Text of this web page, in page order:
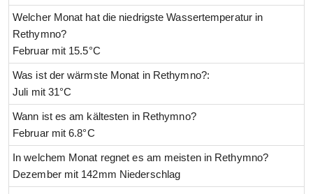
Welcher Monat hat die niedrigste Wassertemperatur in
Rethymno?
Februar mit 15.5°C
Was ist der wärmste Monat in Rethymno?:
Juli mit 31°C
Wann ist es am kältesten in Rethymno?
Februar mit 6.8°C
In welchem Monat regnet es am meisten in Rethymno?
Dezember mit 142mm Niederschlag